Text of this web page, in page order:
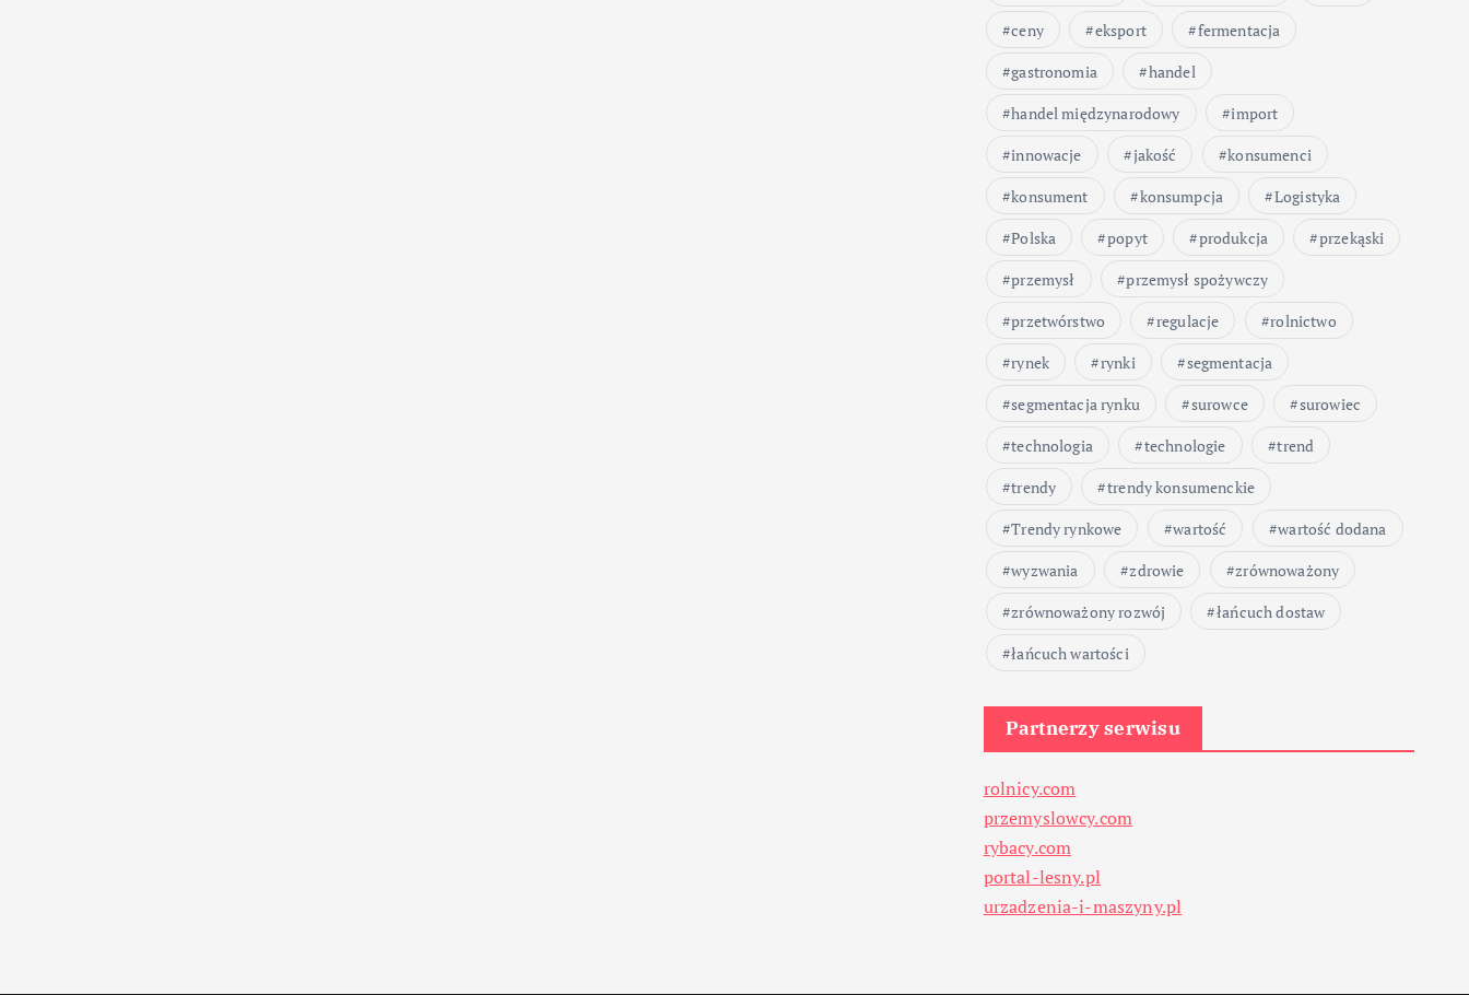
ceny
eksport
fermentacja
gastronomia
handel
handel międzynarodowy
import
innowacje
jakość
konsumenci
konsument
konsumpcja
Logistyka
Polska
popyt produkcja
przekąski
przemysł
przemysł spożywczy
przetwórstwo
regulacje
rolnictwo
rynek
rynki
segmentacja
segmentacja rynku
surowce
surowiec
technologia
technologie
trend
trendy
trendy konsumenckie
Trendy rynkowe
wartość
wartość dodana
wyzwania
zdrowie
zrównoważony
zrównoważony rozwój
łańcuch dostaw
łańcuch wartości
Partnerzy serwisu
rolnicy.com
przemyslowcy.com
rybacy.com
portal-lesny.pl
urzadzenia-i-maszyny.pl